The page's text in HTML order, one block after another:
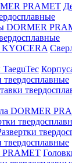
PRAMET
DORMER
KYOCERA
твердосплавные
DORMER
твердосплавные
PRAMET